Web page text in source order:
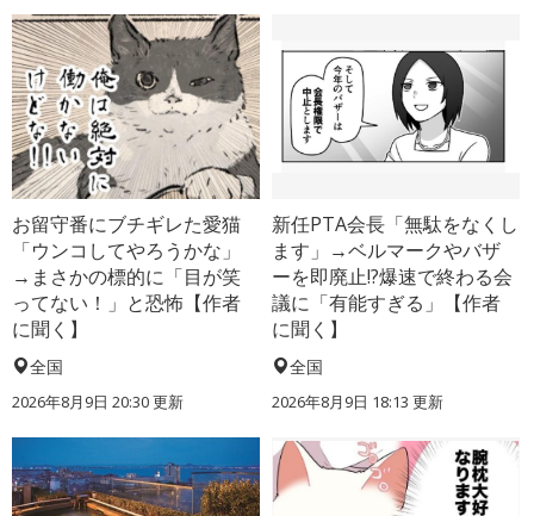
お留守番にブチギレた愛猫
「ウンコしてやろうかな」
→まさかの標的に「目が笑
ってない！」と恐怖【作者
に聞く】
全国
2026年8月9日 20:30更新
新任PTA会長「無駄をなくし
ます」→ベルマークやバザ
ーを即廃止!?爆速で終わる会
議に「有能すぎる」【作者
に聞く】
全国
2026年8月9日 18:13 更新